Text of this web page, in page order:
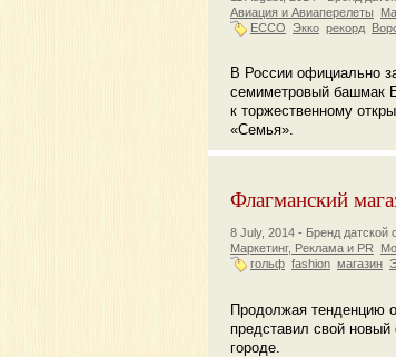
Авиация и Авиаперелеты
ECCO
Экко рекорд
В России официально
семиметровый башмак
к торжественному
«Семья».
Флагманский
8 July, 2014 - Бренд датской
Маркетинг, Реклама и PR
гольф fashion магазин
Продолжая тенденцию
представил свой
городе.